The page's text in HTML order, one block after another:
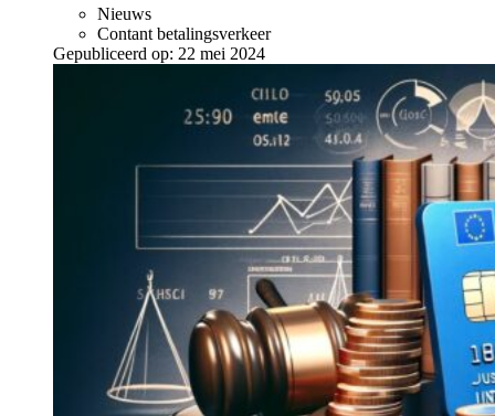
Nieuws
Contant betalingsverkeer
Gepubliceerd op: 22 mei 2024